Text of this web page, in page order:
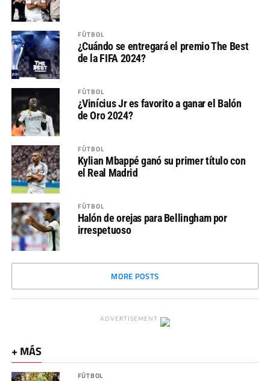
FÚTBOL
¿Cuándo se entregará el premio The Best
de la FIFA 2024?
FÚTBOL
¿Vinícius Jr es favorito a ganar el Balón
de Oro 2024?
FÚTBOL
Kylian Mbappé ganó su primer título con
el Real Madrid
FÚTBOL
Halón de orejas para Bellingham por
irrespetuoso
MORE POSTS
ADVERTISEMENT
+ MÁS
FÚTBOL